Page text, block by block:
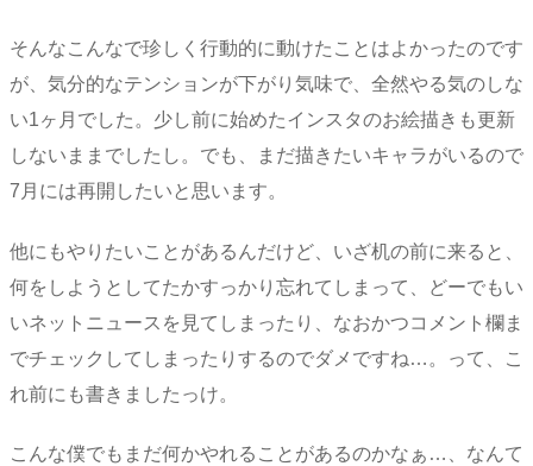
そんなこんなで珍しく行動的に動けたことはよかったのです
が、気分的なテンションが下がり気味で、全然やる気のしな
い1ヶ月でした。少し前に始めたインスタのお絵描きも更新
しないままでしたし。でも、まだ描きたいキャラがいるので
7月には再開したいと思います。
他にもやりたいことがあるんだけど、いざ机の前に来ると、
何をしようとしてたかすっかり忘れてしまって、どーでもい
いネットニュースを見てしまったり、なおかつコメント欄ま
でチェックしてしまったりするのでダメですね…。って、こ
れ前にも書きましたっけ。
こんな僕でもまだ何かやれることがあるのかなぁ…、なんて